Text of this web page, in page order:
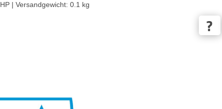
HP | Versandgewicht: 0.1 kg